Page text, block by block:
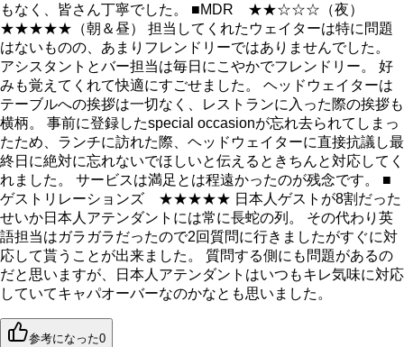
もなく、皆さん丁寧でした。 ■MDR ★★☆☆☆（夜）
★★★★★（朝＆昼） 担当してくれたウェイターは特に問題
はないものの、あまりフレンドリーではありませんでした。
アシスタントとバー担当は毎日にこやかでフレンドリー。 好
みも覚えてくれて快適にすごせました。 ヘッドウェイターは
テーブルへの挨拶は一切なく、レストランに入った際の挨拶も
横柄。 事前に登録したspecial occasionが忘れ去られてしまっ
たため、ランチに訪れた際、ヘッドウェイターに直接抗議し最
終日に絶対に忘れないでほしいと伝えるときちんと対応してく
れました。 サービスは満足とは程遠かったのが残念です。 ■
ゲストリレーションズ ★★★★★ 日本人ゲストが8割だった
せいか日本人アテンダントには常に長蛇の列。 その代わり英
語担当はガラガラだったので2回質問に行きましたがすぐに対
応して貰うことが出来ました。 質問する側にも問題があるの
だと思いますが、日本人アテンダントはいつもキレ気味に対応
していてキャパオーバーなのかなとも思いました。
参考になった0